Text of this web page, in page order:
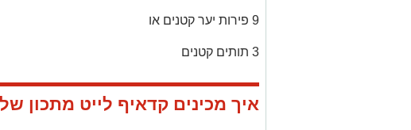
9 פירות יער קטנים או
3 תותים קטנים
איך מכינים קדאיף לייט מתכון